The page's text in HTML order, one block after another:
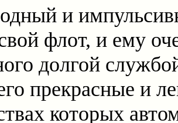
и
флот, и ему
долгой
прекрасные и
которых